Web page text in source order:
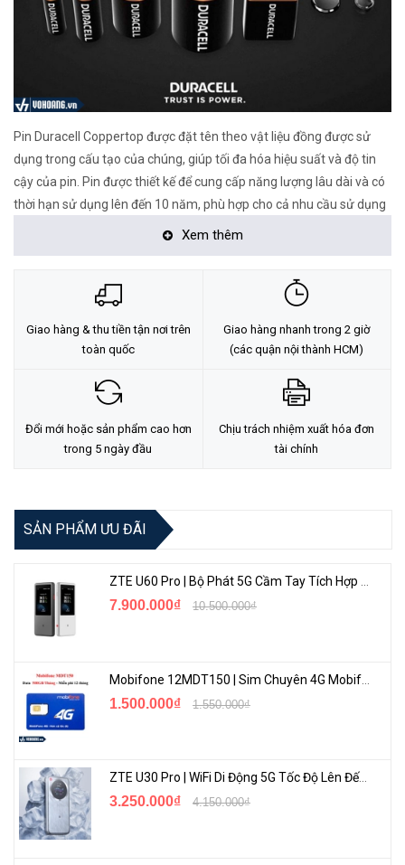
Pin Duracell Coppertop được đặt tên theo vật liệu đồng được sử
dụng trong cấu tạo của chúng, giúp tối đa hóa hiệu suất và độ tin
cậy của pin. Pin được thiết kế để cung cấp năng lượng lâu dài và có
thời hạn sử dụng lên đến 10 năm, phù hợp cho cả nhu cầu sử dụng
Thương hiệu: Duracell
Loại pin: Coppertop Alkaline
Kích thước pin: AAA / LR03 / MN2400
Điện thế: 1.5V
Xuất xứ: Trung Quốc
Xem thêm
Giao hàng & thu tiền tận nơi trên
toàn quốc
Giao hàng nhanh trong 2 giờ
(các quận nội thành HCM)
Đổi mới hoặc sản phẩm cao hơn
trong 5 ngày đầu
Chịu trách nhiệm xuất hóa đơn
tài chính
SẢN PHẨM ƯU ĐÃI
ZTE U60 Pro | Bộ Phát 5G Cầm Tay Tích Hợp Công Nghệ WiFi 7, Pin 10000mAh
7.900.000₫ 10.500.000₫
1.500.000₫ 1.550.000₫
ZTE U30 Pro | WiFi Di Động 5G Tốc Độ Lên Đến 500Mbps, Màn Hình Cảm Ứng
3.250.000₫ 4.150.000₫